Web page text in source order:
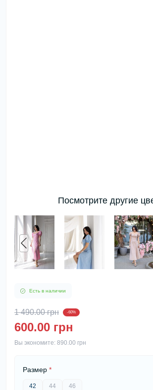
Посмотрите другие
Есть в наличии
1 490.00 грн -60%
600.00 грн
Вы экономите: 890.00 грн
Размер *
42 44 46